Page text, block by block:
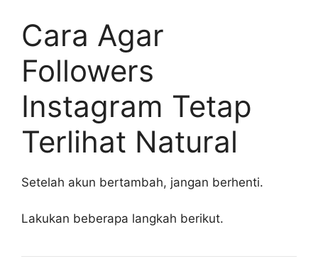
Cara Agar
Followers
Instagram Tetap
Terlihat Natural
Setelah akun bertambah, jangan berhenti.
Lakukan beberapa langkah berikut.